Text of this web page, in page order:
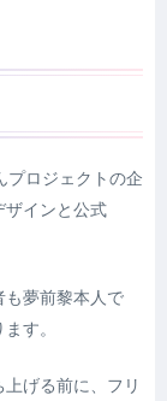
プロジェクトの企
ザインと公式
も夢前黎本人で
す。
げる前に、フリ